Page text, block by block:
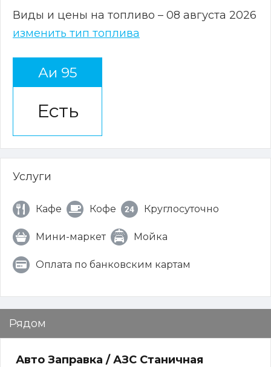
Виды и цены на топливо – 08 августа 2026
изменить тип топлива
Аи 95
Есть
Услуги
Кафе Кофе Круглосуточно
Мини-маркет Мойка
Оплата по банковским картам
Рядом
Авто Заправка / АЗС Станичная